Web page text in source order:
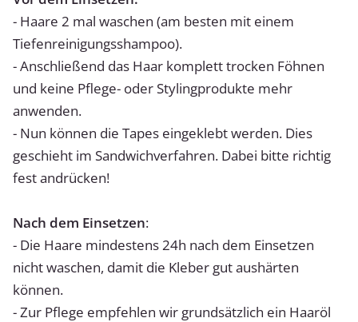
- Haare 2 mal waschen (am besten mit einem
Tiefenreinigungsshampoo).
- Anschließend das Haar komplett trocken Föhnen
und keine Pflege- oder Stylingprodukte mehr
anwenden.
- Nun können die Tapes eingeklebt werden. Dies
geschieht im Sandwichverfahren. Dabei bitte richtig
fest andrücken!
Nach dem Einsetzen:
- Die Haare mindestens 24h nach dem Einsetzen
nicht waschen, damit die Kleber gut aushärten
können.
- Zur Pflege empfehlen wir grundsätzlich ein Haaröl